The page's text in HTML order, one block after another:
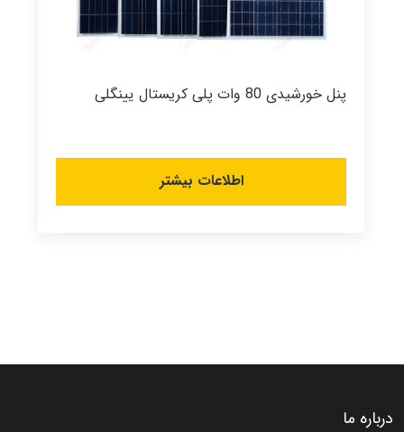
پنل خورشیدی 80 وات پلی کریستال یینگلی
اطلاعات بیشتر
درباره ما